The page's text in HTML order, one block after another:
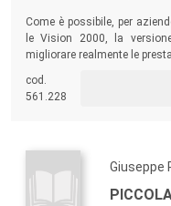
Come è possibile, per
le Vision 2000, la
migliorare realmente le
cod.
561.228
Giuseppe